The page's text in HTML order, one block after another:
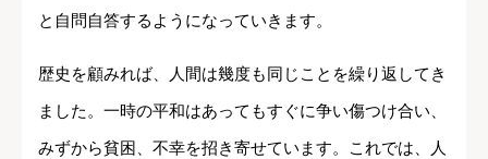
と自問自答するようになっていきます。
歴史を顧みれば、人間は幾度も同じことを繰り返してき
ました。一時の平和はあってもすぐに争い傷つけ合い、
みずから貧困、不幸を招き寄せています。これでは、人